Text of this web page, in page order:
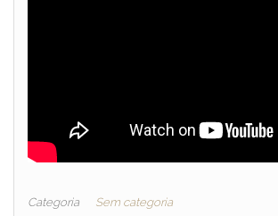
Categoria Sem categoria